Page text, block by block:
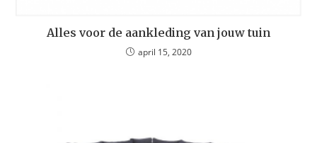
Alles voor de aankleding van jouw tuin
april 15, 2020